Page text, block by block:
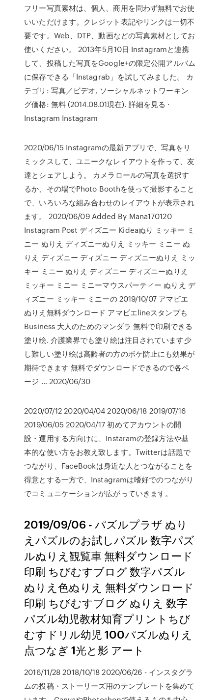
フリー写真素材は、個人、商用を問わず無料でお使
いいただけます。クレジット表記やリンクは一切不
要です。Web、DTP、動画などの写真素材としてお
使いください。 2013年5月10日 Instagramと連携
して、投稿した写真をGoogle+の限定公開アルバム
に保存できる「Instagrab」を試してみました。 カ
テゴリ: 写真／ビデオ, ソーシャルネットワーキン
グ価格: 無料 (2014.08.01現在). 詳細を見る ·
Instagram Instagram
2020/06/15 Instagramの最新アプリで、写真をリ
ミックスして、ユニークなレイアウトを作って、友
達とシェアしよう。 カメラロールの写真を選択す
るか、その場でPhoto Boothを使って撮影すること
で、いろいろな組み合わせのレイアウトが表示され
ます。 2020/06/09 Added By Mana170120
Instagram Post ディズニー Kideaぬり ミッキー ミ
ニー ぬりえ ディズニーぬりえ ミッキー ミニー ぬ
りえ ディズニー ディズニー ディズニーぬりえ ミッ
キー ミニー ぬりえ ディズニー ディズニーぬりえ
ミッキー ミニー ミニーマウスパーティー ぬりえ デ
ィズニー ミッキー ミニーの 2019/10/07 アマビエ
ぬりえ無料ダウンロード アマビエlineスタンプも
Business 大人のためのマンダラ 無料で印刷できる
塗り絵. 介護業界でも塗り絵は注目されています少
し難しい塗り絵は高齢者の方のボケ防止にも効果が
期待できます 無料でダウンロードできるので各ペ
ージ … 2020/06/30
2020/07/12 2020/04/04 2020/06/18 2019/07/16
2019/06/05 2020/04/17 初めてアカウントの開
設・運用する方向けに、Instaramの登録方法や基
本的な使い方をお教え致します。Twitterは話題で
つながり、FaceBookは身近な人とつながることを
得意とする一方で、Instagramは嗜好でのつながり
でコミュニケーションが広がっていきます。
2019/09/06 - パズルプラザ ぬり
えパズルのお試しパズル 数字パズ
ルぬりえ観覧車 無料ダウンロード
印刷 ちびむすブログ 数字パズル
ぬりえ色ぬりえ 無料ダウンロード
印刷 ちびむすブログ ぬりえ 数字
パズル幼児教材知育プリントちび
むすドリル幼児 100パズルぬりえ
点つなぎ 1光と影 アート
2016/11/28 2018/10/18 2020/06/26 - インスタグラ
ムの投稿・ストーリーズ用のテンプレートを集めて